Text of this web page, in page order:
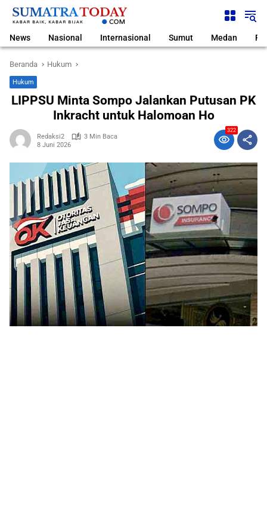
Langsung
News Nasional Internasional Sumut Medan
Beranda Hukum
Hukum
LIPPSU Minta Sompo Jalankan Putusan PK
Inkracht untuk Halomoan Ho
Redaksi2
3 Min Baca
8 Juni 2026
322